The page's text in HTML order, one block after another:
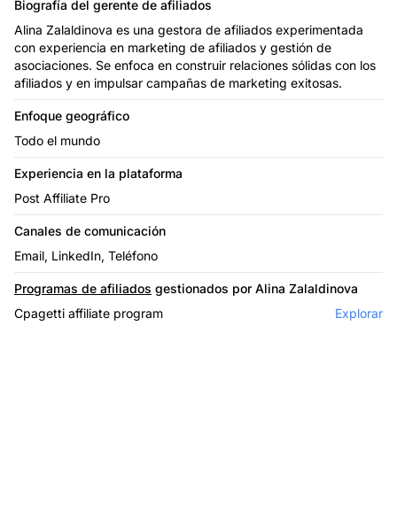
Biografía del gerente de afiliados
Alina Zalaldinova es una gestora de afiliados experimentada
con experiencia en marketing de afiliados y gestión de
asociaciones. Se enfoca en construir relaciones sólidas con los
afiliados y en impulsar campañas de marketing exitosas.
Enfoque geográfico
Todo el mundo
Experiencia en la plataforma
Post Affiliate Pro
Canales de comunicación
Email, LinkedIn, Teléfono
Programas de afiliados gestionados por Alina Zalaldinova
Cpagetti affiliate program
Explorar